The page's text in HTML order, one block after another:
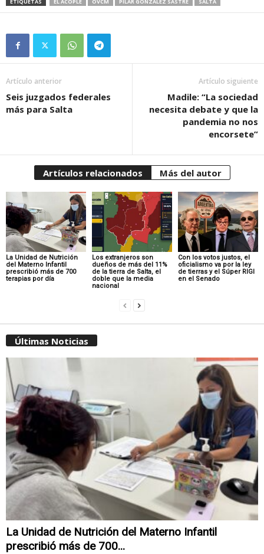
Artículo anterior
Seis juzgados federales
más para Salta
Artículo siguiente
Madile: “La sociedad
necesita debate y que la
pandemia no nos
encorsete”
Artículos relacionados Más del autor
La Unidad de Nutrición
del Materno Infantil
prescribió más de 700
terapias por día
Los extranjeros son
dueños de más del 11%
de la tierra de Salta, el
doble que la media
nacional
Con los votos justos, el
oficialismo va por la ley
de tierras y el Súper RIGI
en el Senado
Últimas Noticias
La Unidad de Nutrición del Materno Infantil
prescribió más de 700...